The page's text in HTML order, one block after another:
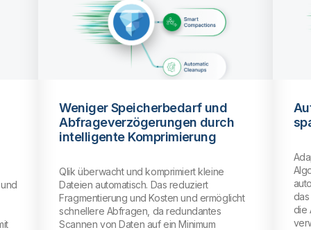
Automatische Bereinigungen
sparen Zeit und Aufwand
Algorithmen, um nötige Bereinigungen
automatisch durchzuführen. Dies beinhaltet
das sichere Ablaufen von Snapshots sowie
die Aufbewahrung und das Löschen
verwaister Dateien.